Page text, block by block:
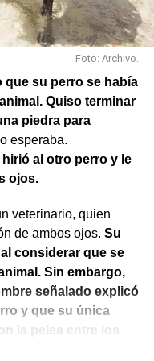
Los Fresnos y Vintter;
Avenida Roca y
retiró una rejilla
Foto: Archivo.
que su perro se había
Quiso terminar
piedra para
esperaba.
al otro perro y le
ojos.
veterinario, quien
de ambos ojos. Su
considerar que se
Sin embargo,
señalado explicó
y que su única
la pelea entre los